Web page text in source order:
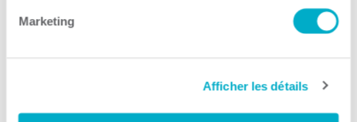
Marketing
Afficher les détails
Activités